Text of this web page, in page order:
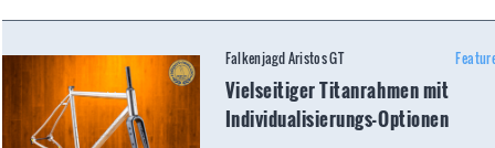
Falkenjagd Aristos GT
Vielseitiger Titanrahmen mit
Individualisierungs-Optionen